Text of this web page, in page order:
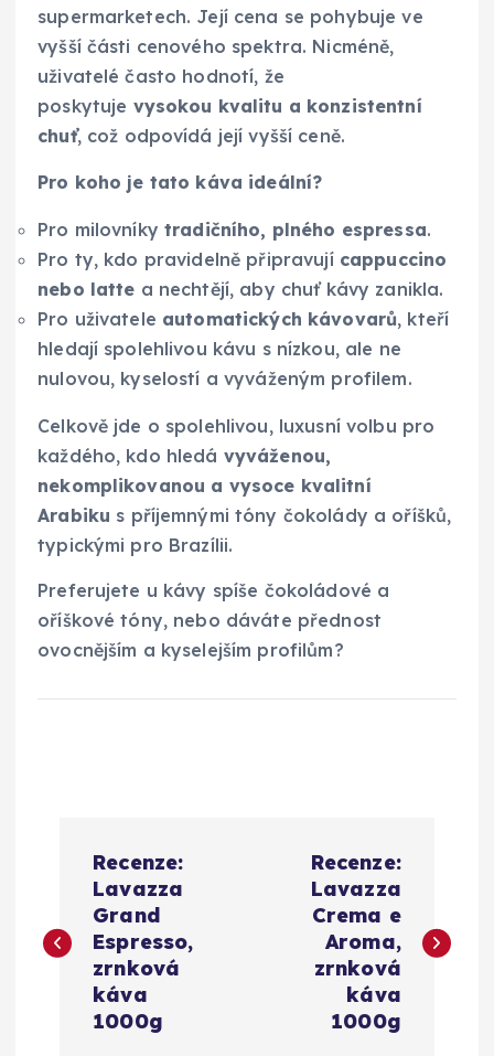
supermarketech. Její cena se pohybuje ve
vyšší části cenového spektra. Nicméně,
uživatelé často hodnotí, že
poskytuje vysokou kvalitu a konzistentní
chuť, což odpovídá její vyšší ceně.
Pro koho je tato káva ideální?
Pro milovníkytradičního, plného espressa.
Pro ty, kdo pravidelně připravují cappuccino
nebo latte a nechtějí, aby chuť kávy zanikla.
Pro uživatele automatických kávovarů, kteří
hledají spolehlivou kávu s nízkou, ale ne
nulovou, kyselostí a vyváženým profilem.
Celkově jde o spolehlivou, luxusní volbu pro
každého, kdo hledá vyváženou,
nekomplikovanou a vysoce kvalitní
Arabiku s příjemnými tóny čokolády a oříšků,
typickými pro Brazílii.
Preferujete u kávy spíše čokoládové a
oříškové tóny, nebo dáváte přednost
ovocnějším a kyselejším profilům?
v
Recenze:
Lavazza
Grand
Espresso,
zrnková
káva
1000g
Recenze:
Lavazza
Crema e
Aroma,
zrnková
káva
1000g